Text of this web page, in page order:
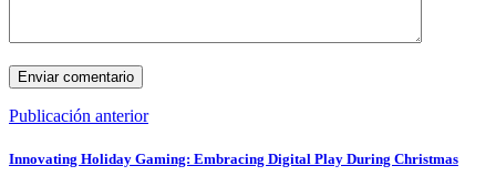
Publicación anterior
Innovating Holiday Gaming: Embracing Digital Play During Christmas